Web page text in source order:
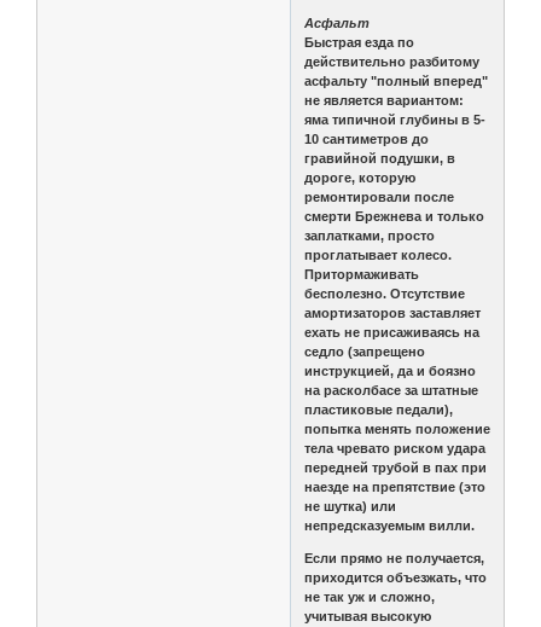
Асфальт
Быстрая езда по
действительно разбитому
асфальту "полный вперед"
не является вариантом:
яма типичной глубины в 5-
10 сантиметров до
гравийной подушки, в
дороге, которую
ремонтировали после
смерти Брежнева и только
заплатками, просто
проглатывает колесо.
Притормаживать
бесполезно. Отсутствие
амортизаторов заставляет
ехать не присаживаясь на
седло (запрещено
инструкцией, да и боязно
на расколбасе за штатные
пластиковые педали),
попытка менять положение
тела чревато риском удара
передней трубой в пах при
наезде на препятствие (это
не шутка) или
непредсказуемым вилли.
Если прямо не получается,
приходится объезжать, что
не так уж и сложно,
учитывая высокую